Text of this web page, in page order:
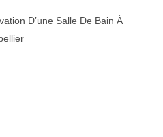
D’une Salle De Bain À